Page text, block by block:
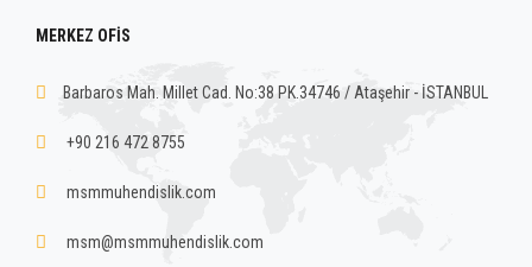
MERKEZ OFİS
Barbaros Mah. Millet Cad. No:38 PK.34746 / Ataşehir - İSTANBUL
+90 216 472 8755
msmmuhendislik.com
msm@msmmuhendislik.com